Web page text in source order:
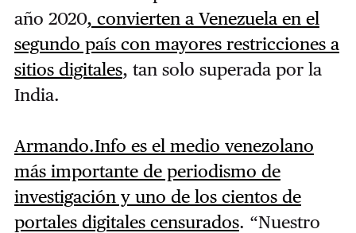
año 2020, convierten a Venezuela en el
segundo país con mayores restricciones a
sitios digitales, tan solo superada por la
India.
Armando.Info es el medio venezolano
más importante de periodismo de
investigación y uno de los cientos de
portales digitales censurados. “Nuestro